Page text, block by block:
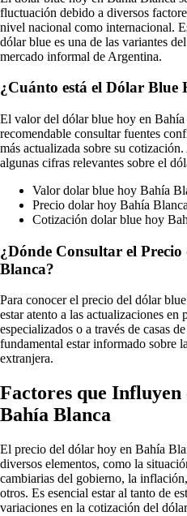
fluctuación debido a diversos
nivel nacional como internacional.
dólar blue es una de las variantes
mercado informal de Argentina.
¿Cuánto está el Dólar Blue
El valor del dólar blue hoy en
recomendable consultar fuentes
más actualizada sobre su
algunas cifras relevantes sobre el
Valor dolar blue hoy Bahía
Precio dolar hoy Bahía
Cotización dolar blue hoy
¿Dónde Consultar el
Blanca?
Para conocer el precio del dólar
estar atento a las actualizaciones
especializados o a través de casas
fundamental estar informado sobre
extranjera.
Factores que
Bahía Blanca
El precio del dólar hoy en Bahía
diversos elementos, como la
cambiarias del gobierno, la
otros. Es esencial estar al tanto de
variaciones en la cotización del